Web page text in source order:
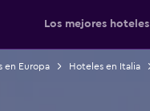
Los mejores hoteles
en Europa Hoteles en Italia